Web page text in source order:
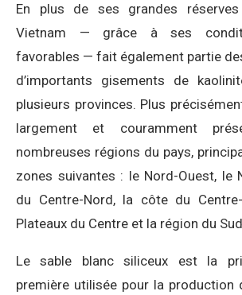
En plus de ses grandes
Vietnam — grâce à ses
favorables — fait également partie
d’importants gisements de
plusieurs provinces. Plus
largement et couramment
nombreuses régions du pays,
zones suivantes : le Nord-Ouest, le
du Centre-Nord, la côte du
Plateaux du Centre et la région du
Le sable blanc siliceux est la
première utilisée pour la production